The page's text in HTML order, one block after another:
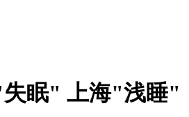
眠" 上海"浅睡"